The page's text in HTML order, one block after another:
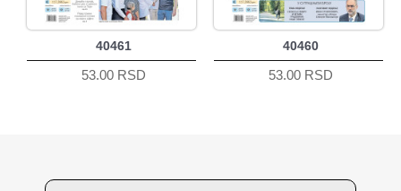
40461
53.00 RSD
40460
53.00 RSD